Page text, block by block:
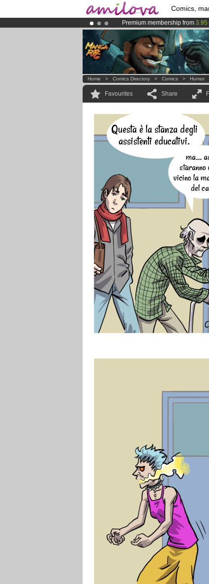
Comics,
Premium membership from 3.95
Already 100000membersand
AmilovaKickstarter is now LIVE!.
Home > Comics Directory > Comics > Humor
Favourites Share
Questa è la stanza degli
assistenti educativi.
ma...
staranno
vicino la
del